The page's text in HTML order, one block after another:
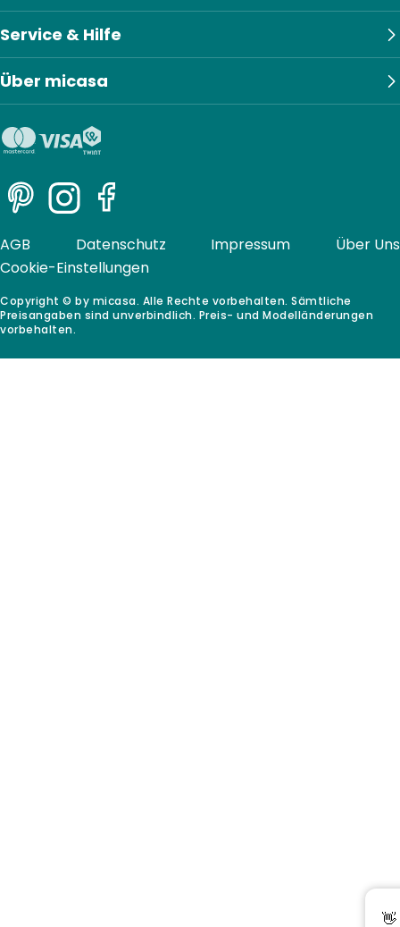
Service & Hilfe
Über micasa
PinterestInstagramFacebook
Copyright © by micasa. Alle Rechte vorbehalten. Sämtliche
Preisangaben sind unverbindlich. Preis- und Modelländerungen
vorbehalten.
AGB Datenschutz Impressum
Über Uns
Cookie-Einstellungen